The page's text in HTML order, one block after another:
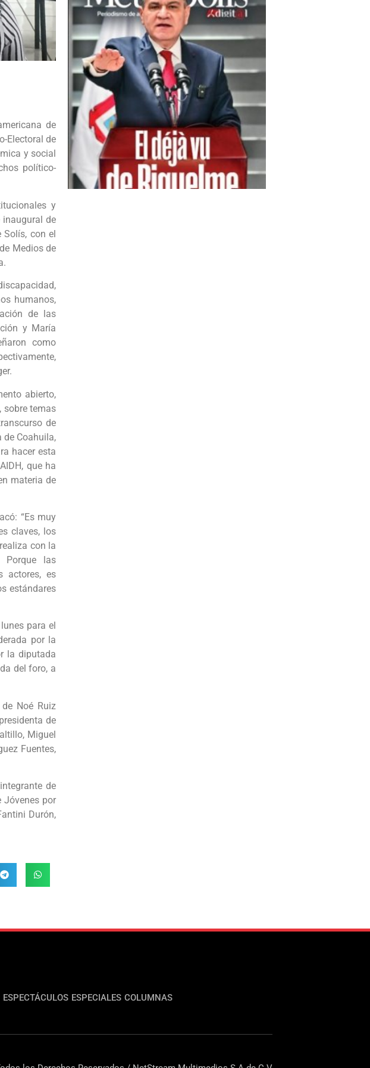
de
Electoral de
y social
político-
y
inaugural de
Solís, con el
Medios de
humanos,
de las
y María
como
abierto,
sobre temas
de
Coahuila,
hacer esta
que ha
materia de
“Es muy
claves, los
con la
Porque las
actores, es
estándares
para el
por la
la diputada
del foro, a
Noé Ruiz
de
Miguel
Fuentes,
de
Jóvenes por
Durón,
ESPECTÁCULOS ESPECIALES COLUMNAS